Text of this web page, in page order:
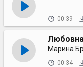
00:39
Марина
00:34